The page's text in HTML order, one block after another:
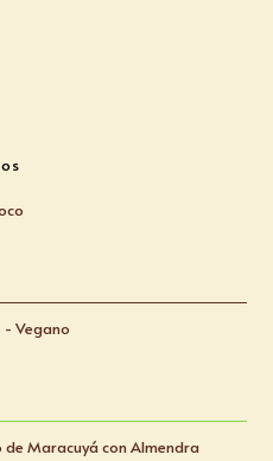
- Vegano
de Maracuyá con Almendra